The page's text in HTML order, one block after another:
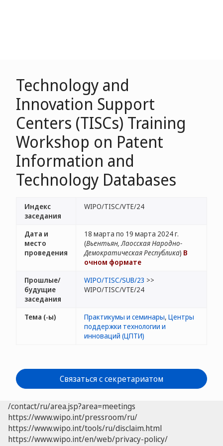
Technology and
Innovation Support
Centers (TISCs) Training
Workshop on Patent
Information and
Technology Databases
Индекс
заседания
WIPO/TISC/VTE/24
Дата и
место
проведения
18 марта по 19 марта 2024 г.
(Вьентьян, Лаосская Народно-
Демократическая Республика) В
очном формате
Прошлые/
будущие
заседания
WIPO/TISC/SUB/23 >>
WIPO/TISC/VTE/24
Тема (-ы) Практикумы и семинары, Центры
поддержки технологии и
инноваций (ЦПТИ)
Связаться с секретариатом
/contact/ru/area.jsp?area=meetings
https://www.wipo.int/pressroom/ru/
https://www.wipo.int/tools/ru/disclaim.html
https://www.wipo.int/en/web/privacy-policy/